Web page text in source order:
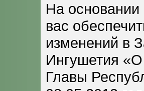
На
вас
изменений в
Ингушетия
Главы